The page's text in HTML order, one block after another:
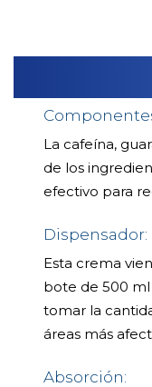
La cafeína,
de los
efectivo para
Dispensador:
Esta crema
bote de 500 ml
tomar la
áreas más
Absorción: